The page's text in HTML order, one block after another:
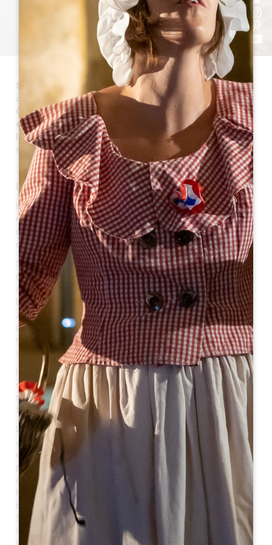
Saint-Laurent-des-Combes è un comune di 262
abitanti, parte della Giurisdizione di Saint Emilion nel
Cantone Coteaux de Dordogne, situato a 3 km a sud-
est di Saint-Emilion su terre alte, a oltre 300 m sul
livello del mare. La sua superficie è di 386 ettari. I
suoi abitanti sono chiamati Saints-Laurentais.
UN PO' DI STORIA
Il nome "Combes" ricorda la foresta "Cumbis" (dalla
radice greca "Kumbe" che significa cavità) in cui il
monaco Emilion avrebbe trovato il suo eremo al tempo
dei Mori nell'VIII secolo.
Saint-Laurent-des-Combes ha partecipato ad alcuni
grandi momenti della storia francese. Il 15 maggio 1814
si tenne una grande festa in onore del ritorno del re
Luigi XVIII e per la presenza del duca di Angoulême nella
zona: "Viene issata la bandiera bianca. Viene celebrata
una Messa solenne con il Te Deum. Un banchetto
riunisce la gente del posto. La sera si balla e la città
viene illuminata".
La vita cittadina si svolgeva principalmente intorno alla
chiesa del villaggio, ma nella seconda metà del XIX
secolo si è spostata sotto la collina con l'arrivo della
ferrovia.
La città è stata segnata da diversi personaggi famosi:
Jean de Foix, cognato del re Luigi XII, che risiedeva nel
castello di Candal. Raymond Theodore Troplong, che fu
presidente del Senato (1852-1869) e che risiedeva nel
castello Troplong Mondot. Il professor Jean-Louis
Faure, membro dell'Accademia di Medicina, nel castello
Bellefont-Blecier, che nel 1918 lasciò in eredità alla città
18 ettari di foresta per farne il "polmone verde" della
Giurisdizione. Anche il medico generale René